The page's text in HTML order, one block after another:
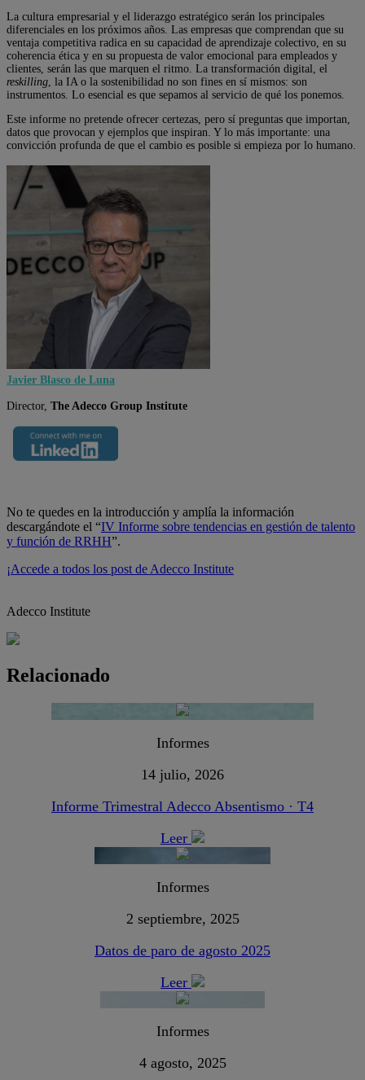
La cultura empresarial y el liderazgo estratégico serán los principales
diferenciales en los próximos años. Las empresas que comprendan que su
ventaja competitiva radica en su capacidad de aprendizaje colectivo, en su
coherencia ética y en su propuesta de valor emocional para empleados y
clientes, serán las que marquen el ritmo. La transformación digital, el
reskilling, la IA o la sostenibilidad no son fines en sí mismos: son
instrumentos. Lo esencial es que sepamos al servicio de qué los ponemos.
Este informe no pretende ofrecer certezas, pero sí preguntas que importan,
datos que provocan y ejemplos que inspiran. Y lo más importante: una
convicción profunda de que el cambio es posible si empieza por lo humano.
Javier Blasco de Luna
Director, The Adecco Group Institute
No te quedes en la introducción y amplía la información
descargándote el “IV Informe sobre tendencias en gestión de talento
y función de RRHH”.
¡Accede a todos los post de Adecco Institute
Adecco Institute
Relacionado
Informes
14 julio, 2026
Informe Trimestral Adecco Absentismo · T4
Leer
Informes
2 septiembre, 2025
Datos de paro de agosto 2025
Leer
Informes
4 agosto, 2025